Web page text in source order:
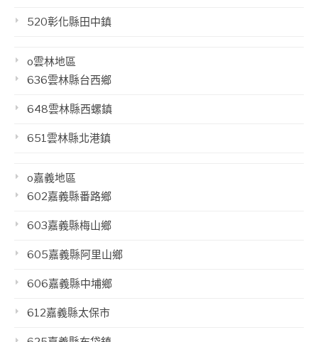
520彰化縣田中鎮
o雲林地區
636雲林縣台西鄉
648雲林縣西螺鎮
651雲林縣北港鎮
o嘉義地區
602嘉義縣番路鄉
603嘉義縣梅山鄉
605嘉義縣阿里山鄉
606嘉義縣中埔鄉
612嘉義縣太保市